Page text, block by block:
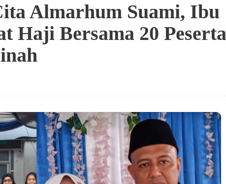
Almarhum Suami, Ibu
Haji Bersama 20 Peserta